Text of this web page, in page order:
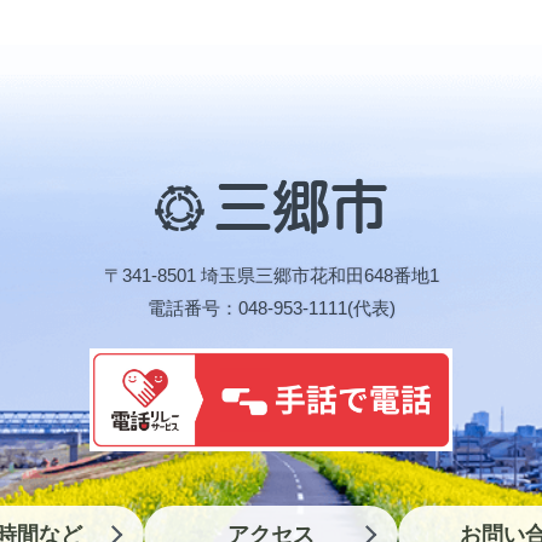
三
郷
〒341-8501 埼玉県三郷市花和田648番地1
電話番号：048-953-1111(代表)
間など アクセス お問い